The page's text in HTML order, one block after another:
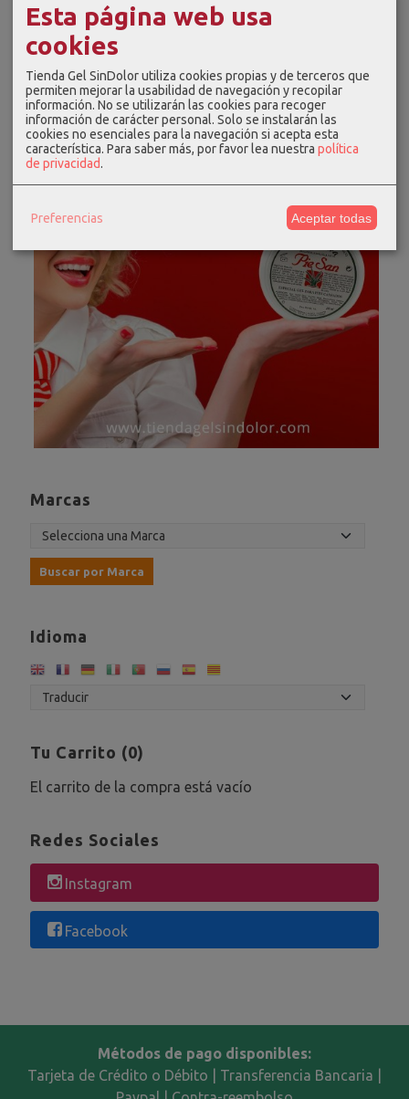
Marcas
Idioma
Tu Carrito (0)
El carrito de la compra está vacío
Redes Sociales
Instagram
Facebook
Métodos de pago disponibles:
Tarjeta de Crédito o Débito | Transferencia Bancaria |
Esta página web usa
cookies
Tienda Gel SinDolor utiliza cookies propias y de terceros que
permiten mejorar la usabilidad de navegación y recopilar
información. No se utilizarán las cookies para recoger
información de carácter personal. Solo se instalarán las
cookies no esenciales para la navegación si acepta esta
característica. Para saber más, por favor lea nuestra política
de privacidad.
Preferencias Aceptar todas